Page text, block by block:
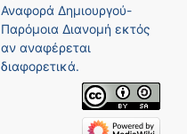
Αναφορά Δημιουργού-
Παρόμοια Διανομή εκτός
αν αναφέρεται
διαφορετικά.